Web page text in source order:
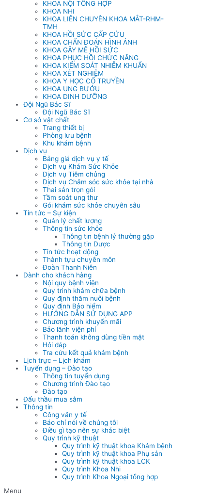
KHOA NỘI TỔNG HỢP
KHOA NHI
KHOA LIÊN CHUYÊN KHOA MẮT-RHM-
TMH
KHOA HỒI SỨC CẤP CỨU
KHOA CHẨN ĐOÁN HÌNH ẢNH
KHOA GÂY MÊ HỒI SỨC
KHOA PHỤC HỒI CHỨC NĂNG
KHOA KIỂM SOÁT NHIỄM KHUẨN
KHOA XÉT NGHIỆM
KHOA Y HỌC CỔ TRUYỀN
KHOA UNG BƯỚU
KHOA DINH DƯỠNG
Đội Ngũ Bác Sĩ
Đội Ngũ Bác Sĩ
Cơ sở vật chất
Trang thiết bị
Phòng lưu bệnh
Khu khám bệnh
Dịch vụ
Bảng giá dịch vụ y tế
Dịch vụ Khám Sức Khỏe
Dịch vụ Tiêm chủng
Dịch vụ Chăm sóc sức khỏe tại nhà
Thai sản trọn gói
Tầm soát ung thư
Gói khám sức khỏe chuyên sâu
Tin tức – Sự kiện
Quản lý chất lượng
Thông tin sức khỏe
Thông tin bệnh lý thường gặp
Thông tin Dược
Tin tức hoạt động
Thành tựu chuyên môn
Đoàn Thanh Niên
Dành cho khách hàng
Nội quy bệnh viện
Quy trình khám chữa bệnh
Quy định thăm nuôi bệnh
Quy định Bảo hiểm
HƯỚNG DẪN SỬ DỤNG APP
Chương trình khuyến mãi
Bảo lãnh viện phí
Thanh toán không dùng tiền mặt
Hỏi đáp
Tra cứu kết quả khám bệnh
Lịch trực – Lịch khám
Tuyển dụng – Đào tạo
Thông tin tuyển dụng
Chương trình Đào tạo
Đào tạo
Đấu thầu mua sắm
Thông tin
Công văn y tế
Báo chí nói về chúng tôi
Điều gì tạo nên sự khác biệt
Quy trình kỹ thuật
Quy trình kỹ thuật khoa Khám bệnh
Quy trình kỹ thuật khoa Phụ sản
Quy trình kỹ thuật khoa LCK
Quy trình Khoa Nhi
Quy trình Khoa Ngoại tổng hợp
Menu